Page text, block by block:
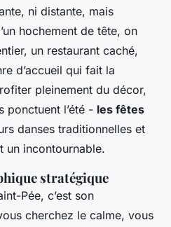
ni distante, mais
hochement de tête, on
un restaurant caché,
d’accueil qui fait la
pleinement du décor,
ponctuent l’été - les fêtes
danses traditionnelles et
un incontournable.
stratégique
Pée, c’est son
cherchez le calme, vous